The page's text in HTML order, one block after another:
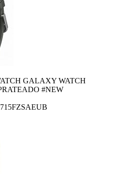
GALAXY WATCH
#NEW